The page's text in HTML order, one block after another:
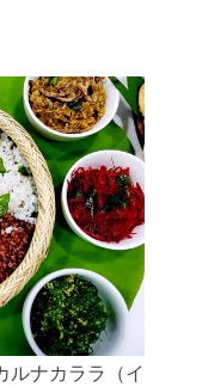
ルナカララ（イ